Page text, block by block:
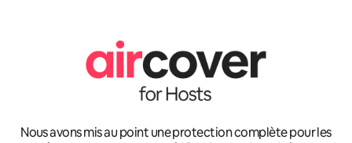
Nous avons mis au point une protection complète pour les